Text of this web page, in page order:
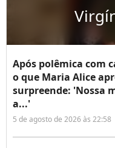
Após polêmica com
o que Maria Alice
surpreende: 'Nossa
a...'
5 de agosto de 2026 às 22:58